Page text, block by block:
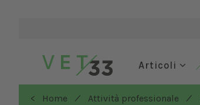
Articoli
< Home / Attività professionale /